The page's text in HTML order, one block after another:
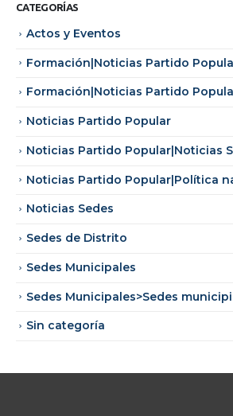
CATEGORÍAS
Actos y Eventos
Formación|Noticias Partido
Formación|Noticias Partido
Noticias Partido Popular
Noticias Partido Popular|Noticias
Noticias Partido Popular|Política
Noticias Sedes
Sedes de Distrito
Sedes Municipales
Sedes Municipales>Sedes
Sin categoría